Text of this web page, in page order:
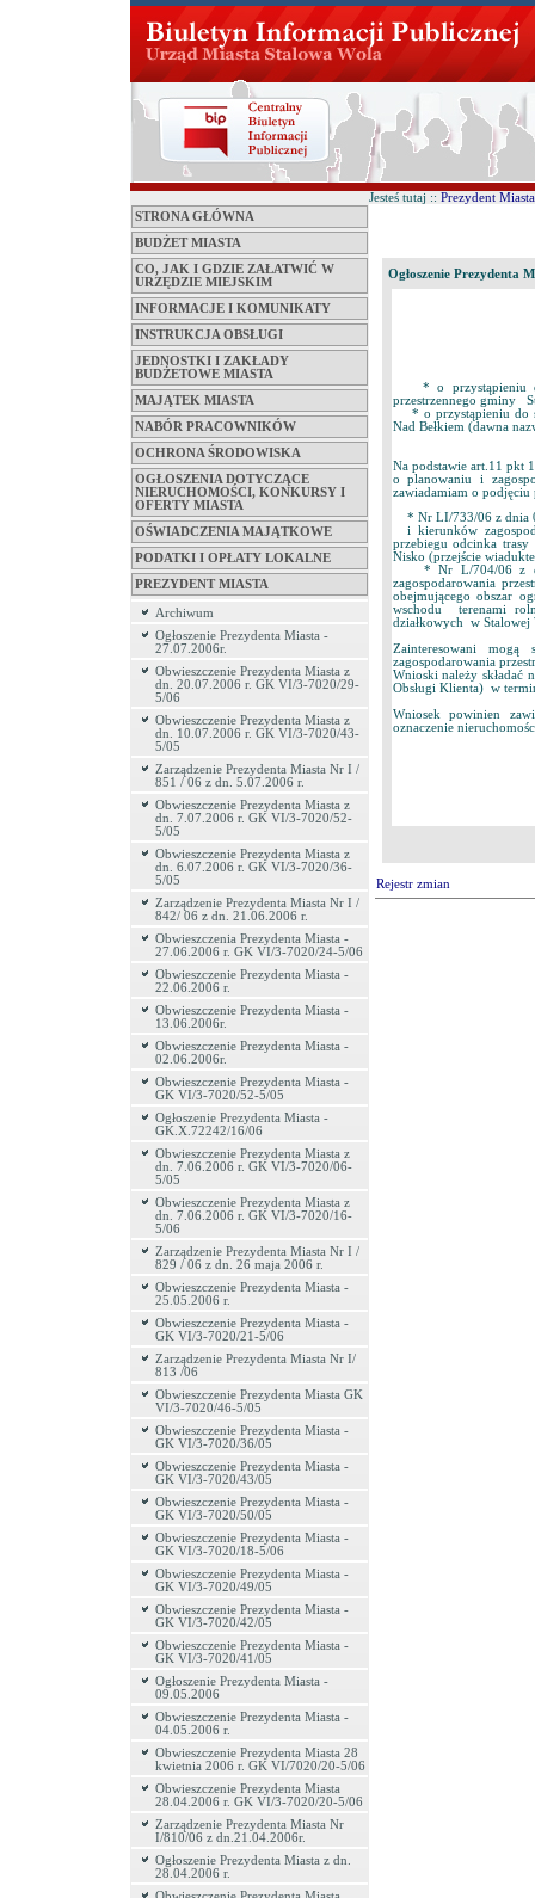
STRONA GŁÓWNA
BUDŻET MIASTA
CO, JAK I GDZIE ZAŁATWIĆ W
URZĘDZIE MIEJSKIM
INFORMACJE I KOMUNIKATY
INSTRUKCJA OBSŁUGI
JEDNOSTKI I ZAKŁADY
BUDŻETOWE MIASTA
MAJĄTEK MIASTA
NABÓR PRACOWNIKÓW
OCHRONA ŚRODOWISKA
OGŁOSZENIA DOTYCZĄCE
NIERUCHOMOŚCI, KONKURSY I
OFERTY MIASTA
OŚWIADCZENIA MAJĄTKOWE
PODATKI I OPŁATY LOKALNE
PREZYDENT MIASTA
Archiwum
Ogłoszenie Prezydenta Miasta -
27.07.2006r.
Obwieszczenie Prezydenta Miasta z
dn. 20.07.2006 r. GK VI/3-7020/29-
5/06
Obwieszczenie Prezydenta Miasta z
dn. 10.07.2006 r. GK VI/3-7020/43-
5/05
Zarządzenie Prezydenta Miasta Nr I /
851 / 06 z dn. 5.07.2006 r.
Obwieszczenie Prezydenta Miasta z
dn. 7.07.2006 r. GK VI/3-7020/52-
5/05
Obwieszczenie Prezydenta Miasta z
dn. 6.07.2006 r. GK VI/3-7020/36-
5/05
Zarządzenie Prezydenta Miasta Nr I /
842/ 06 z dn. 21.06.2006 r.
Obwieszczenia Prezydenta Miasta -
27.06.2006 r. GK VI/3-7020/24-5/06
Obwieszczenie Prezydenta Miasta -
22.06.2006 r.
Obwieszczenie Prezydenta Miasta -
13.06.2006r.
Obwieszczenie Prezydenta Miasta -
02.06.2006r.
Obwieszczenie Prezydenta Miasta -
GK VI/3-7020/52-5/05
Ogłoszenie Prezydenta Miasta -
GK.X.72242/16/06
Obwieszczenie Prezydenta Miasta z
dn. 7.06.2006 r. GK VI/3-7020/06-
5/05
Obwieszczenie Prezydenta Miasta z
dn. 7.06.2006 r. GK VI/3-7020/16-
5/06
Zarządzenie Prezydenta Miasta Nr I /
829 / 06 z dn. 26 maja 2006 r.
Obwieszczenie Prezydenta Miasta -
25.05.2006 r.
Obwieszczenie Prezydenta Miasta -
GK VI/3-7020/21-5/06
Zarządzenie Prezydenta Miasta Nr I/
813 /06
Obwieszczenie Prezydenta Miasta GK
VI/3-7020/46-5/05
Obwieszczenie Prezydenta Miasta -
GK VI/3-7020/36/05
Obwieszczenie Prezydenta Miasta -
GK VI/3-7020/43/05
Obwieszczenie Prezydenta Miasta -
GK VI/3-7020/50/05
Obwieszczenie Prezydenta Miasta -
GK VI/3-7020/18-5/06
Obwieszczenie Prezydenta Miasta -
GK VI/3-7020/49/05
Obwieszczenie Prezydenta Miasta -
GK VI/3-7020/42/05
Obwieszczenie Prezydenta Miasta -
GK VI/3-7020/41/05
Ogłoszenie Prezydenta Miasta -
09.05.2006
Obwieszczenie Prezydenta Miasta -
04.05.2006 r.
Obwieszczenie Prezydenta Miasta 28
kwietnia 2006 r. GK VI/7020/20-5/06
Obwieszczenie Prezydenta Miasta
28.04.2006 r. GK VI/3-7020/20-5/06
Zarządzenie Prezydenta Miasta Nr
I/810/06 z dn.21.04.2006r.
Ogłoszenie Prezydenta Miasta z dn.
28.04.2006 r.
Jesteś tutaj :: Prezydent Miasta
Ogłoszenie Prezydenta
* o przystąpieniu do
przestrzennego gminy
* o przystąpieniu do
Nad Bełkiem (dawna
Na podstawie art.11 pkt
o planowaniu i
zawiadamiam o podjęciu
* Nr LI/733/06 z dnia
i kierunków
przebiegu odcinka
Nisko (przejście
* Nr L/704/06 z dnia
zagospodarowania
obejmującego obszar
wschodu terenami
działkowych w Stalowej
Zainteresowani
zagospodarowania
Wnioski należy składać
Obsługi Klienta) w
Wniosek powinien
oznaczenie
Rejestr zmian